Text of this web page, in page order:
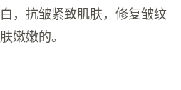
，抗皱紧致肌肤，修复皱纹
嫩嫩的。